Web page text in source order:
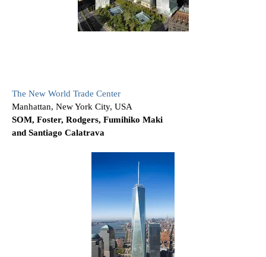
The New World Trade Center
Manhattan, New York City, USA
SOM, Foster, Rodgers, Fumihiko Maki
and Santiago Calatrava